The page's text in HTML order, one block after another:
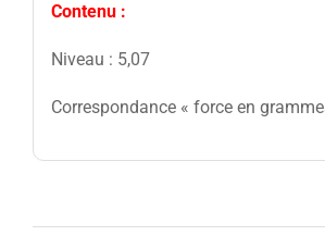
Contenu :
Niveau : 5,07
Correspondance « force en